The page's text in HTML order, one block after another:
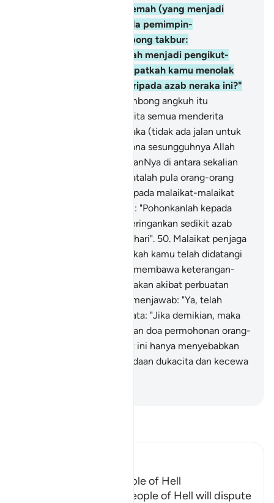
The Dispute of the People of Hell
Allah tells us how the people of Hell will dispute
iaitu orang-orang yang lemah (yang menjadi
pengikut) berkata kepada pemimpin-
pemimpinnya yang sombong takbur:
"Sesungguhnya kami telah menjadi pengikut-
pengikut kamu, maka dapatkah kamu menolak
dari kami sebahagian daripada azab neraka ini?"
Orang-orang yang sombong angkuh itu
menjawab: "Sebenarnya kita semua menderita
bersama-sama dalam neraka (tidak ada jalan untuk
kita melepaskan diri), kerana sesungguhnya Allah
telah menetapkan hukumanNya di antara sekalian
Dan berkatalah pula orang-orang
yang ada dalam neraka kepada malaikat-malaikat
penjaga neraka Jahannam: "Pohonkanlah kepada
Tuhan kamu, supaya Ia meringankan sedikit azab
seksa dari kami, barang sehari". 50. Malaikat penjaga
neraka menjawab: "Bukankah kamu telah didatangi
Rasul-rasul kamu dengan membawa keterangan-
keterangan (yang menyatakan akibat perbuatan
derhaka kamu)?" Mereka menjawab: "Ya, telah
datang". Malaikat itu berkata: "Jika demikian, maka
berdoalah kamu sendiri. Dan doa permohonan orang-
orang yang kafir pada saat ini hanya menyebabkan
mereka berada dalam keadaan dukacita dan kecewa